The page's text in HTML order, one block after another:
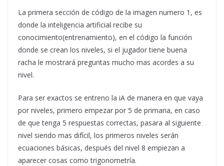
La primera sección de código de la imagen numero 1, es
donde la inteligencia artificial recibe su
conocimiento(entrenamiento), en el código la función
donde se crean los niveles, si el jugador tiene buena
racha le mostrará preguntas mucho mas acordes a su
nivel.
Para ser exactos se entreno la iA de manera en que vaya
por niveles, primero empezar por 5 de primaria, en caso
de que tenga 5 respuestas correctas, pasara al siguiente
nivel siendo mas difícil, los primeros niveles serán
ecuaciones básicas, después del nivel 8 empiezan a
aparecer cosas como trigonometría.